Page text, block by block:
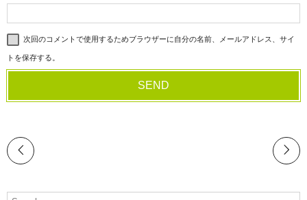
次回のコメントで使用するためブラウザーに自分の名前、メールアドレス、サイ
トを保存する。